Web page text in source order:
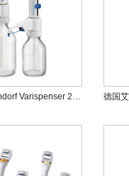
德国艾本德Eppendorf Varispenser 2/Varispenser 2x瓶口分液器